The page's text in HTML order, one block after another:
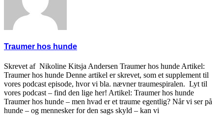
Traumer hos hunde
Skrevet af Nikoline Kitsja Andersen Traumer hos hunde Artikel:
Traumer hos hunde Denne artikel er skrevet, som et supplement til
vores podcast episode, hvor vi bla. nævner traumespiralen. Lyt til
vores podcast – find den lige her! Artikel: Traumer hos hunde
Traumer hos hunde – men hvad er et traume egentlig? Når vi ser på
hunde – og mennesker for den sags skyld – kan vi